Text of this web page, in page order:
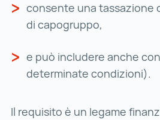
consente una tassazione
di capogruppo,
e può includere anche
determinate condizioni).
Il requisito è un legame